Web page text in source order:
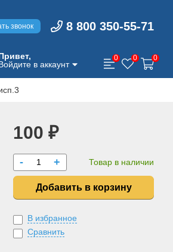
звонок 8 800 350-55-71
в аккаунт
0 0 0
100 ₽
- + Товар в наличии
Добавить в корзину
В избранное
Сравнить